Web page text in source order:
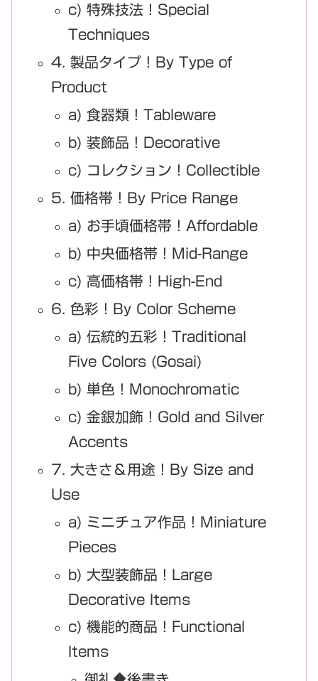
c) 特殊技法！Special
Techniques
4. 製品タイプ！By Type of
Product
a) 食器類！Tableware
b) 装飾品！Decorative
c) コレクション！Collectible
5. 価格帯！By Price Range
a) お手頃価格帯！Affordable
b) 中央価格帯！Mid-Range
c) 高価格帯！High-End
6. 色彩！By Color Scheme
a) 伝統的五彩！Traditional
Five Colors (Gosai)
b) 単色！Monochromatic
c) 金銀加飾！Gold and Silver
Accents
7. 大きさ＆用途！By Size and
Use
a) ミニチュア作品！Miniature
Pieces
b) 大型装飾品！Large
Decorative Items
c) 機能的商品！Functional
Items